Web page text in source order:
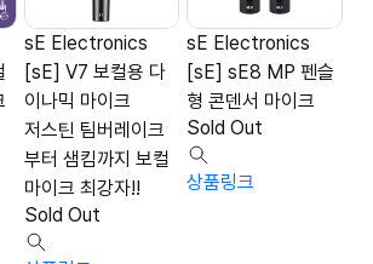
sE Electronics
[sE] V7 보컬용 다
이나믹 마이크
저스틴 팀버레이크
부터 샘킴까지 보컬
마이크 최강자!!
Sold Out
sE Electronics
[sE] sE8 MP 펜슬
형 콘덴서 마이크
Sold Out
상품링크